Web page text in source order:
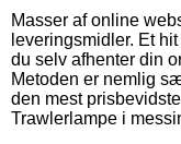
Masser af online
leveringsmidler. Et
du selv afhenter din
Metoden er nemlig
den mest
Trawlerlampe i